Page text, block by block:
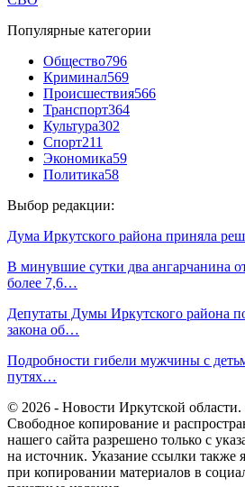
Популярные категории
Общество796
Криминал569
Происшествия566
Транспорт364
Культура302
Спорт211
Экономика59
Политика58
Выбор редакции:
Дума Иркутского района приняла
В минувшие сутки два ангарчанина
более 7,6…
Депутаты Думы Иркутского района
закона об…
Подробности гибели мужчины с
путях…
© 2026 - Новости Иркутской
Свободное копирование и
нашего сайта разрешено только с
на источник. Указание ссылки также
при копировании материалов в